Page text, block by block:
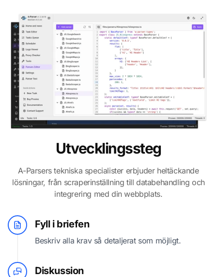
Utvecklingssteg
A-Parsers tekniska specialister erbjuder heltäckande
lösningar, från scraperinställning till databehandling och
integrering med din webbplats.
Fyll i briefen
Beskriv alla krav så detaljerat som möjligt.
Diskussion